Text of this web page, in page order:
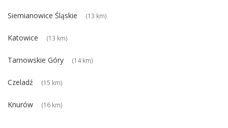
Siemianowice Śląskie (13 km)
Katowice (13 km)
Tarnowskie Góry (14 km)
Czeladź (15 km)
Knurów (16 km)